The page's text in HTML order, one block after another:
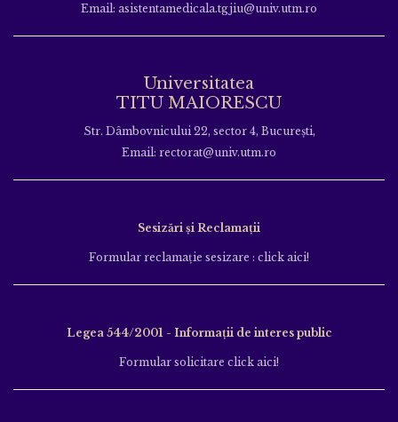
Email: asistentamedicala.tgjiu@univ.utm.ro
Universitatea
TITU MAIORESCU
Str. Dâmbovnicului 22, sector 4, București,
Email: rectorat@univ.utm.ro
Sesizări și Reclamații
Formular reclamație sesizare : click aici!
Legea 544/2001 - Informații de interes public
Formular solicitare click aici!